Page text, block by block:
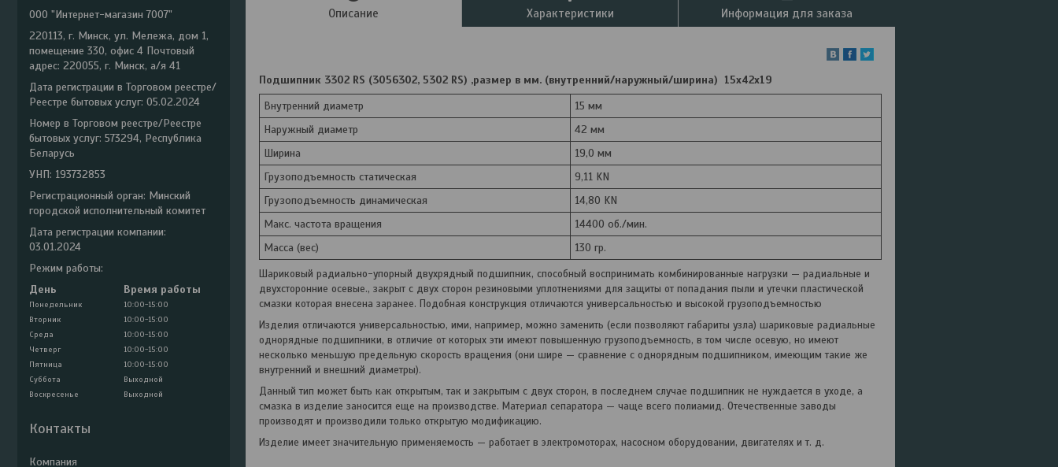
Описание Характеристики Информация для заказа
Подшипник 3302 RS (3056302, 5302 RS) ,размер в мм. (внутренний/наружный/ширина) 15х42х19
Внутренний диаметр
15 мм
Наружный диаметр
42 мм
Ширина
19,0 мм
Грузоподъемность статическая
9,11 KN
Грузоподъемность динамическая
14,80 KN
Макс. частота вращения
14400 об./мин.
Масса (вес)
130 гр.
Шариковый радиально-упорный двухрядный подшипник, способный воспринимать комбинированные нагрузки — радиальные и
двухсторонние осевые., закрыт с двух сторон резиновыми уплотнениями для защиты от попадания пыли и утечки пластической
смазки которая внесена заранее. Подобная конструкция отличаются универсальностью и высокой грузоподъемностью
Изделия отличаются универсальностью, ими, например, можно заменить (если позволяют габариты узла) шариковые радиальные
однорядные подшипники, в отличие от которых эти имеют повышенную грузоподъемность, в том числе осевую, но имеют
несколько меньшую предельную скорость вращения (они шире — сравнение с однорядным подшипником, имеющим такие же
внутренний и внешний диаметры).
Данный тип может быть как открытым, так и закрытым с двух сторон, в последнем случае подшипник не нуждается в уходе, а
смазка в изделие заносится еще на производстве. Материал сепаратора — чаще всего полиамид. Отечественные заводы
производят и производили только открытую модификацию.
Изделие имеет значительную применяемость — работает в электромоторах, насосном оборудовании, двигателях и т. д.
ООО "Интернет-магазин 7007"
220113, г. Минск, ул. Мележа, дом 1,
помещение 330, офис 4 Почтовый
адрес: 220055, г. Минск, а/я 41
Дата регистрации в Торговом реестре/
Реестре бытовых услуг: 05.02.2024
Номер в Торговом реестре/Реестре
бытовых услуг: 573294, Республика
Беларусь
УНП: 193732853
Регистрационный орган: Минский
городской исполнительный комитет
Дата регистрации компании:
03.01.2024
Режим работы:
День
Время работы
Понедельник
10:00-15:00
Вторник
10:00-15:00
Среда
10:00-15:00
Четверг
10:00-15:00
Пятница
10:00-15:00
Суббота
Выходной
Воскресенье
Выходной
Контакты